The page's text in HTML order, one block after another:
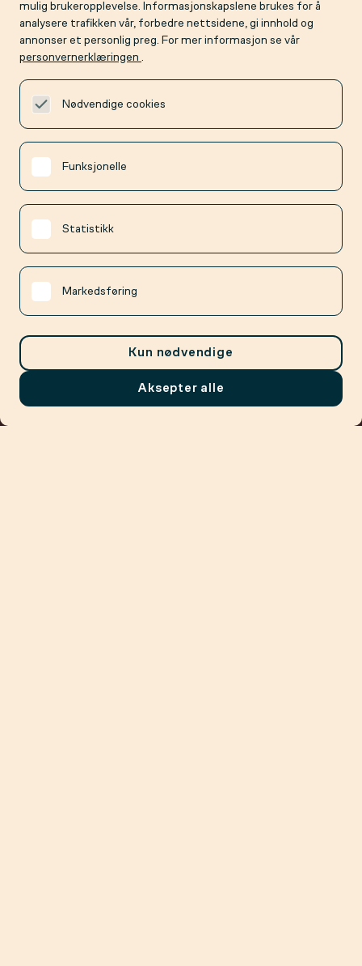
Meny
mulig brukeropplevelse. Informasjonskapslene brukes for å
analysere trafikken vår, forbedre nettsidene, gi innhold og
annonser et personlig preg. For mer informasjon se vår
personvernerklæringen .
Nødvendige cookies
Funksjonelle
Statistikk
Markedsføring
Kun nødvendige
Aksepter alle